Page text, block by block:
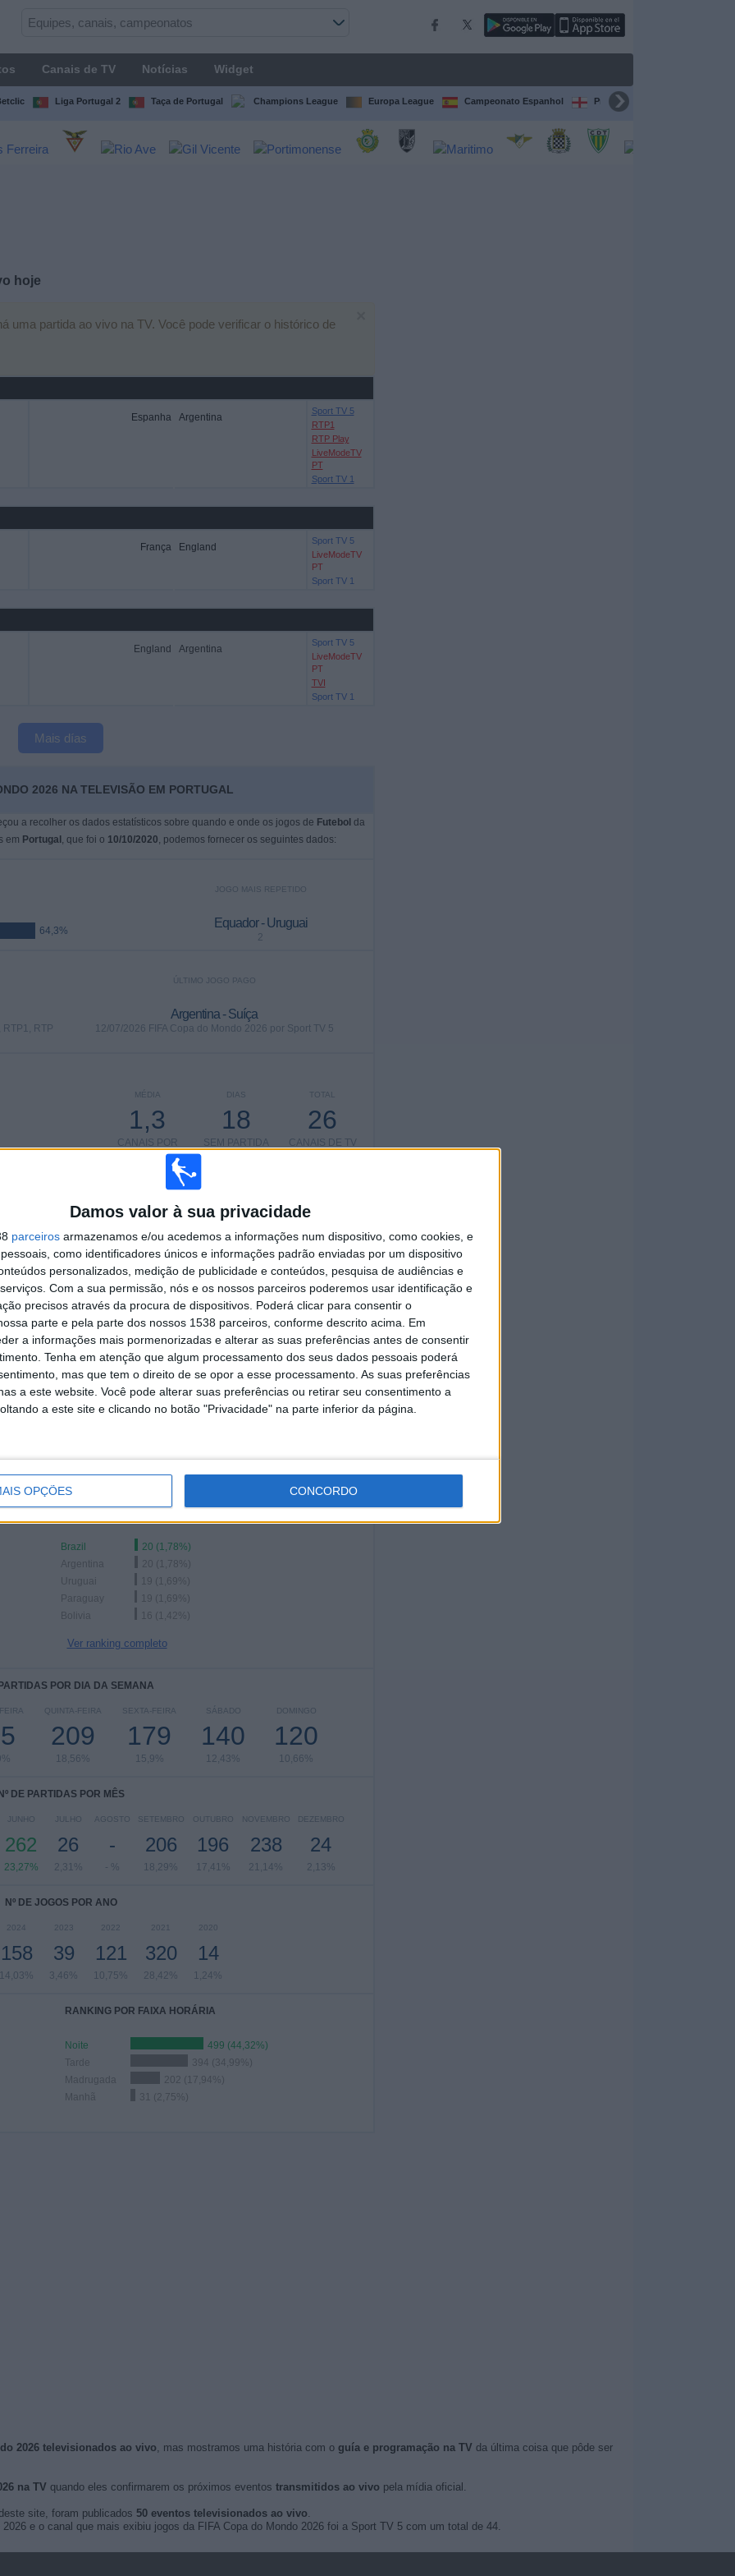
Damos valor à sua privacidade
parceiros armazenamos e/ou acedemos a informações num dispositivo, como cookies, e
como identificadores únicos e informações padrão enviadas por um dispositivo
personalizados, medição de publicidade e conteúdos, pesquisa de audiências e
Com a sua permissão, nós e os nossos parceiros poderemos usar identificação e
precisos através da procura de dispositivos. Poderá clicar para consentir o
parte e pela parte dos nossos 1538 parceiros, conforme descrito acima. Em
a informações mais pormenorizadas e alterar as suas preferências antes de consentir
Tenha em atenção que algum processamento dos seus dados pessoais poderá
mas que tem o direito de se opor a esse processamento. As suas preferências
a este website. Você pode alterar suas preferências ou retirar seu consentimento a
a este site e clicando no botão "Privacidade" na parte inferior da página.
OPÇÕES CONCORDO
Canais de TV Notícias Widget
Liga Portugal 2 Taça de Portugal Champions League Europa League Campeonato Espanhol Premier League
hoje
uma partida ao vivo na TV. Você pode verificar o histórico de
Espanha Argentina
Sport TV 5
RTP1
RTP Play
LiveModeTV
PT
Sport TV 1
França England
Sport TV 5
LiveModeTV
PT
Sport TV 1
England Argentina
Sport TV 5
LiveModeTV
PT
TVI
Sport TV 1
Mais días
2026 NA TELEVISÃO EM PORTUGAL
a recolher os dados estatísticos sobre quando e onde os jogos de Futebol da
em Portugal , que foi o 10/10/2020, podemos fornecer os seguintes dados:
64,3%
JOGO MAIS REPETIDO
Equador - Uruguai
2
RTP
ÚLTIMO JOGO PAGO
Argentina - Suíça
12/07/2026 FIFA Copa do Mondo 2026 por Sport TV 5
TOTAL
26
CANAIS DE TV
DIAS
18
SEM PARTIDA
MÉDIA
1,3
CANAIS POR
PARTIDA
TOTAL
26
TOTAL
188
Total equipos
Ranking das equipas por nº de jogos em aberto
Portugal
19 (1,69%)
Austrália
18 (1,6%)
Japão
15 (1,33%)
Brazil
20 (1,78%)
Argentina
20 (1,78%)
Uruguai
19 (1,69%)
Paraguay
19 (1,69%)
Bolivia
16 (1,42%)
Ver ranking completo
POR DIA DA SEMANA
QUINTA-FEIRA
209
18,56%
SEXTA-FEIRA
179
15,9%
SÁBADO
140
12,43%
DOMINGO
120
10,66%
Nº DE PARTIDAS POR MÊS
JUNHO
262
23,27%
JULHO
26
2,31%
AGOSTO
-
- %
SETEMBRO
206
18,29%
OUTUBRO
196
17,41%
NOVEMBRO
238
21,14%
DEZEMBRO
24
2,13%
Nº DE JOGOS POR ANO
2024
158
14,03%
2023
39
3,46%
2022
121
10,75%
2021
320
28,42%
2020
14
1,24%
RANKING POR FAIXA HORÁRIA
Noite
499 (44,32%)
Tarde
394 (34,99%)
Madrugada
202 (17,94%)
Manhã
31 (2,75%)
2026 televisionados ao vivo, mas mostramos uma história com o guía e programação na TV da última coisa que pôde ser
na TV quando eles confirmarem os próximos eventos transmitidos ao vivo pela mídia oficial.
site, foram publicados 50 eventos televisionados ao vivo.
e o canal que mais exibiu jogos da FIFA Copa do Mondo 2026 foi a Sport TV 5 com um total de 44.